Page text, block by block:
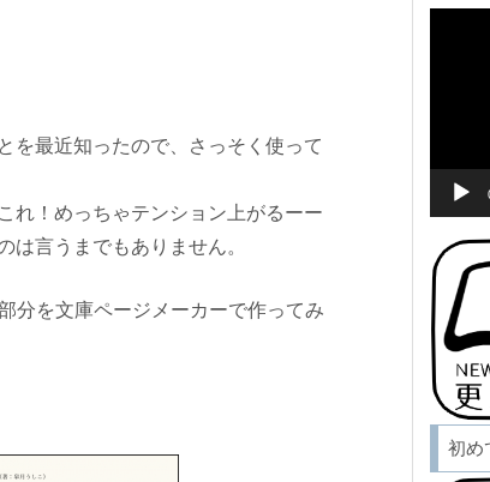
を最近知ったので、さっそく使って
れ！めっちゃテンション上がるーー
は言うまでもありません。
分を文庫ページメーカーで作ってみ
初め